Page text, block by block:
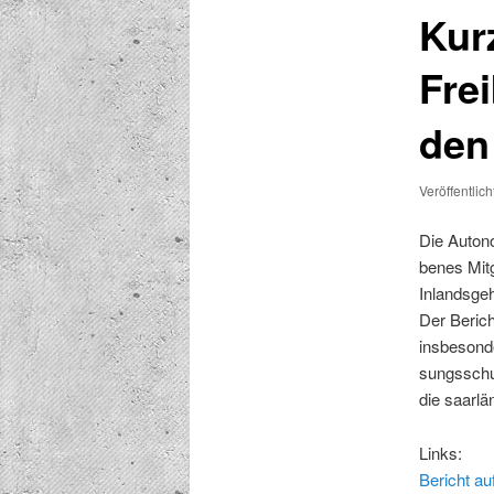
Die
benes
Der
die
Links:
Bericht